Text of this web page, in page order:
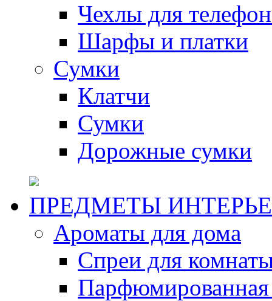
Чехлы для
Шарфы и платки
Сумки
Клатчи
Сумки
Дорожные сумки
ПРЕДМЕТЫ
Ароматы для дома
Спреи для
Парфюмированная